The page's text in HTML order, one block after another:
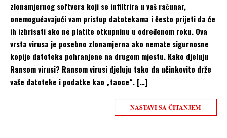
zlonamjernog softvera koji se infiltrira u vaš računar,
onemogućavajući vam pristup datotekama i često prijeti da će
ih izbrisati ako ne platite otkupninu u određenom roku. Ova
vrsta virusa je posebno zlonamjerna ako nemate sigurnosne
kopije datoteka pohranjene na drugom mjestu. Kako djeluju
Ransom virusi? Ransom virusi djeluju tako da učinkovito drže
vaše datoteke i podatke kao „taoce“. […]
NASTAVI SA ČITANJEM